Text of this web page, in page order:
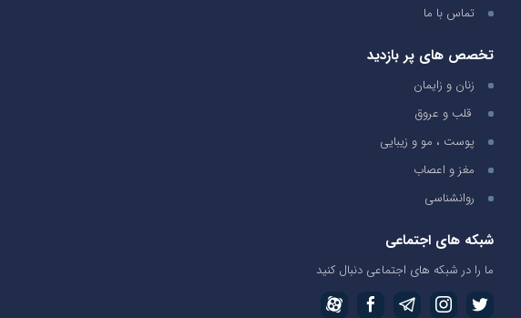
تماس با ما
تخصص های پر بازدید
زنان و زایمان
قلب و عروق
پوست ، مو و زیبایی
مغز و اعصاب
روانشناسی
شبکه های اجتماعی
ما را در شبکه های اجتماعی دنبال کنید